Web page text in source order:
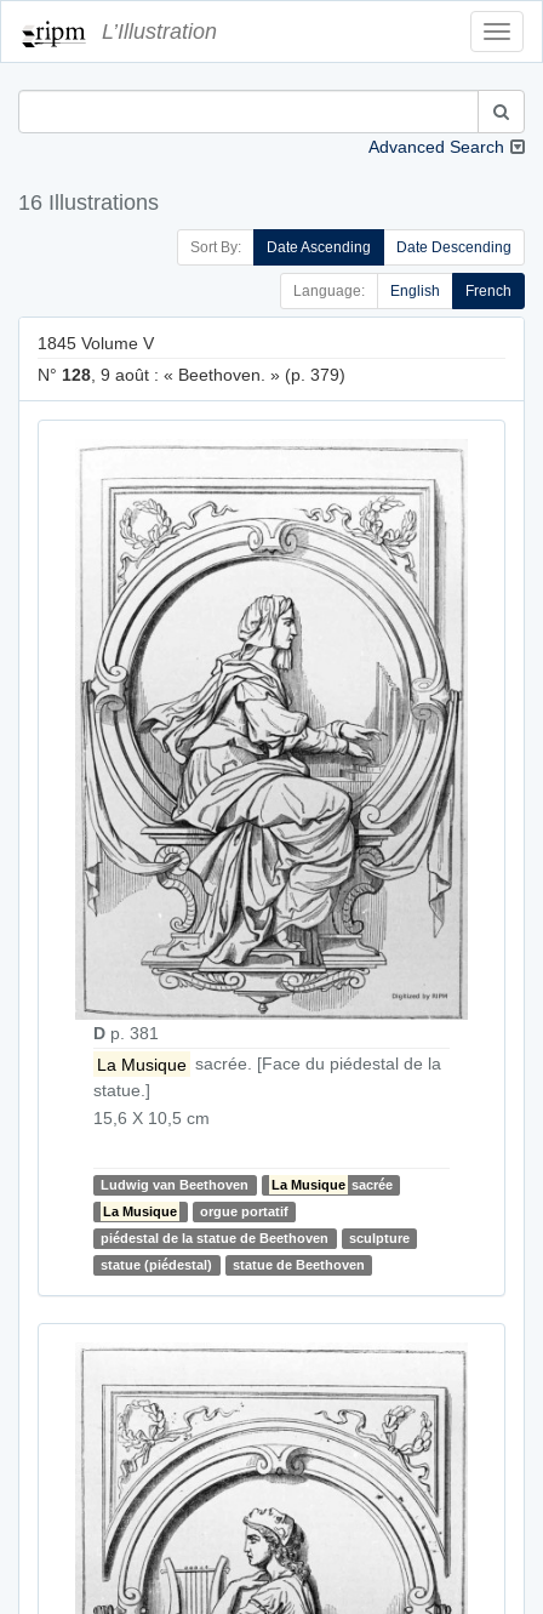
L’Illustration
Advanced Search
16 Illustrations
Sort By: Date Ascending Date Descending
Language: English French
1845 Volume V
N° 128 , 9 août : « Beethoven. » (p. 379)
D p. 381
La Musique sacrée. [Face du piédestal de la
statue.]
15,6 X 10,5 cm
Ludwig van Beethoven La Musique sacrée
La Musique
orgue portatif
piédestal de la statue de Beethoven
sculpture
statue (piédestal)
statue de Beethoven